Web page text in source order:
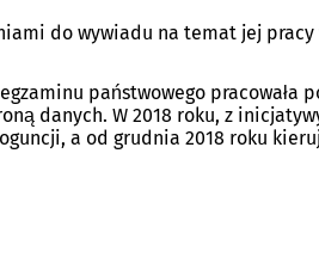
do wywiadu na temat jej pracy
państwowego pracowała
danych. W 2018 roku, z
a od grudnia 2018 roku